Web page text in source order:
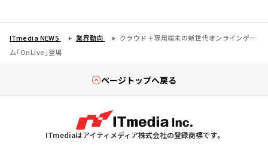
ITmedia NEWS 業界動向
クラウド＋専用端末の新世代オンラインゲー
ム「OnLive」登場
ページトップへ戻る
ITmediaはアイティメディア株式会社の登録商標です。